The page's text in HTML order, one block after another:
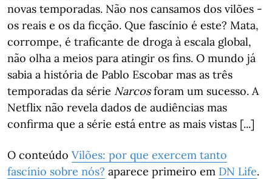
novas temporadas. Não nos cansamos dos vilões -
os reais e os da ficção. Que fascínio é este? Mata,
corrompe, é traficante de droga à escala global,
não olha a meios para atingir os fins. O mundo já
sabia a história de Pablo Escobar mas as três
temporadas da série Narcosforam um sucesso. A
Netflix não revela dados de audiências mas
confirma que a série está entre as mais vistas [...]
O conteúdo Vilões: por que exercem tanto
fascínio sobre nós? aparece primeiro em DN Life.